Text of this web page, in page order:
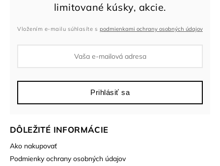
DÔLEŽITÉ INFORMÁCIE
Ako nakupovať
Podmienky ochrany osobných údajov
Vložením e-mailu súhlasíte s podmienkami ochrany osobných údajov
Prihlásiť sa